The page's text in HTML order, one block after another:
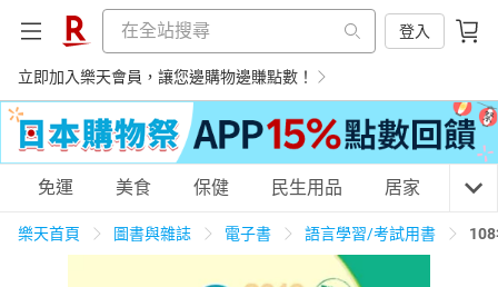
登入
立即加入樂天會員，讓您邊購物邊賺點數！
購物網分類
免運 美食 保健 民生用品 居家 3C
樂天首頁 圖書與雜誌 電子書 語言學習/考試用書